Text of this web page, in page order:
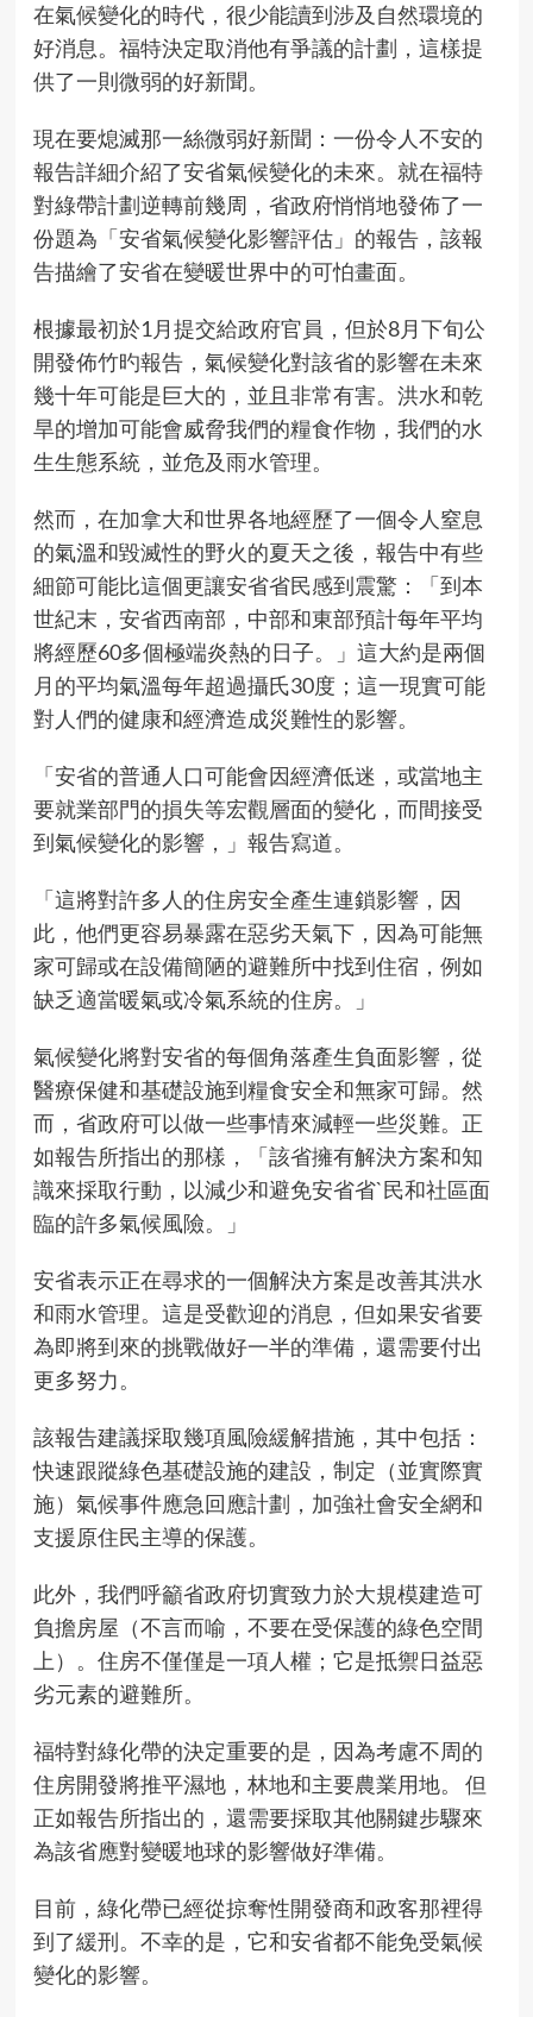
在氣候變化的時代，很少能讀到涉及自然環境的
好消息。福特決定取消他有爭議的計劃，這樣提
供了一則微弱的好新聞。
現在要熄滅那一絲微弱好新聞：一份令人不安的
報告詳細介紹了安省氣候變化的未來。就在福特
對綠帶計劃逆轉前幾周，省政府悄悄地發佈了一
份題為「安省氣候變化影響評估」的報告，該報
告描繪了安省在變暖世界中的可怕畫面。
根據最初於1月提交給政府官員，但於8月下旬公
開發佈竹旳報告，氣候變化對該省的影響在未來
幾十年可能是巨大的，並且非常有害。洪水和乾
旱的增加可能會威脅我們的糧食作物，我們的水
生生態系統，並危及雨水管理。
然而，在加拿大和世界各地經歷了一個令人窒息
的氣溫和毀滅性的野火的夏天之後，報告中有些
細節可能比這個更讓安省省民感到震驚：「到本
世紀末，安省西南部，中部和東部預計每年平均
將經歷60多個極端炎熱的日子。」這大約是兩個
月的平均氣溫每年超過攝氏30度；這一現實可能
對人們的健康和經濟造成災難性的影響。
「安省的普通人口可能會因經濟低迷，或當地主
要就業部門的損失等宏觀層面的變化，而間接受
到氣候變化的影響，」報告寫道。
「這將對許多人的住房安全產生連鎖影響，因
此，他們更容易暴露在惡劣天氣下，因為可能無
家可歸或在設備簡陋的避難所中找到住宿，例如
缺乏適當暖氣或冷氣系統的住房。」
氣候變化將對安省的每個角落產生負面影響，從
醫療保健和基礎設施到糧食安全和無家可歸。然
而，省政府可以做一些事情來減輕一些災難。正
如報告所指出的那樣，「該省擁有解決方案和知
識來採取行動，以減少和避免安省省`民和社區面
臨的許多氣候風險。」
安省表示正在尋求的一個解決方案是改善其洪水
和雨水管理。這是受歡迎的消息，但如果安省要
為即將到來的挑戰做好一半的準備，還需要付出
更多努力。
該報告建議採取幾項風險緩解措施，其中包括：
快速跟蹤綠色基礎設施的建設，制定（並實際實
施）氣候事件應急回應計劃，加強社會安全網和
支援原住民主導的保護。
此外，我們呼籲省政府切實致力於大規模建造可
負擔房屋（不言而喻，不要在受保護的綠色空間
上）。住房不僅僅是一項人權；它是抵禦日益惡
劣元素的避難所。
福特對綠化帶的決定重要的是，因為考慮不周的
住房開發將推平濕地，林地和主要農業用地。 但
正如報告所指出的，還需要採取其他關鍵步驟來
為該省應對變暖地球的影響做好準備。
目前，綠化帶已經從掠奪性開發商和政客那裡得
到了緩刑。不幸的是，它和安省都不能免受氣候
變化的影響。